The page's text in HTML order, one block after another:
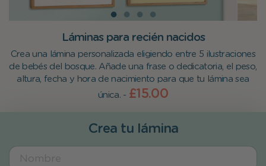
Láminas para recién nacidos
Crea una lámina personalizada eligiendo entre 5 ilustraciones
de bebés del bosque. Añade una frase o dedicatoria, el peso,
altura, fecha y hora de nacimiento para que tu lámina sea
única. - £15.00
Crea tu lámina